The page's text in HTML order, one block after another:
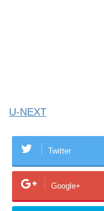
U-NEXT
Twitter
Google+